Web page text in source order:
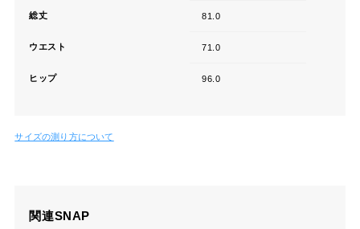
総丈 81.0
ウエスト 71.0
ヒップ 96.0
サイズの測り方について
関連SNAP